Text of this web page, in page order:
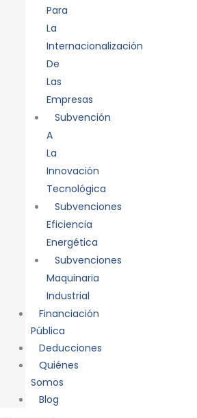
Para
La
Internacionalización
De
Las
Empresas
Subvención
A
La
Innovación
Tecnológica
Subvenciones
Eficiencia
Energética
Subvenciones
Maquinaria
Industrial
Financiación
Pública
Deducciones
Quiénes
Somos
Blog